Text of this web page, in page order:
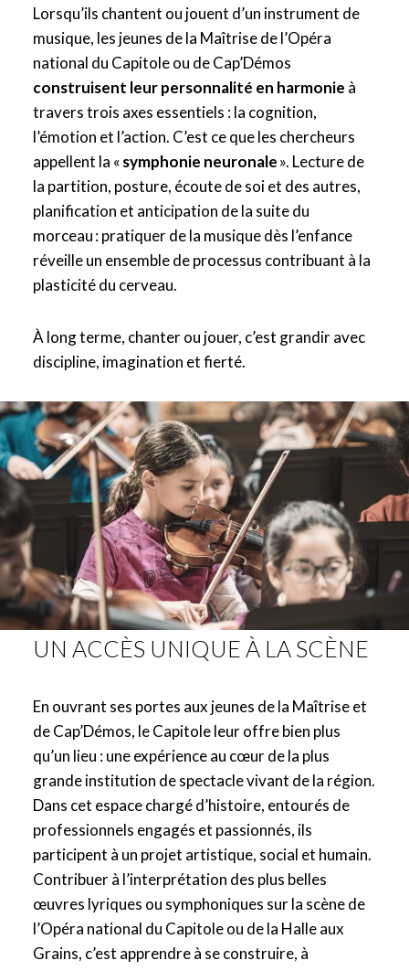
Lorsqu’ils chantent ou jouent d’un instrument de
musique, les jeunes de la Maîtrise de l’Opéra
national du Capitole ou de Cap’Démos
construisent leur personnalité en harmonie à
travers trois axes essentiels : la cognition,
l’émotion et l’action. C’est ce que les chercheurs
appellent la «symphonie neuronale». Lecture de
la partition, posture, écoute de soi et des autres,
planification et anticipation de la suite du
morceau : pratiquer de la musique dès l’enfance
réveille un ensemble de processus contribuant à la
plasticité du cerveau.
À long terme, chanter ou jouer, c’est grandir avec
discipline, imagination et fierté.
UN ACCÈS UNIQUE À LA SCÈNE
En ouvrant ses portes aux jeunes de la Maîtrise et
de Cap’Démos, le Capitole leur offre bien plus
qu’un lieu : une expérience au cœur de la plus
grande institution de spectacle vivant de la région.
Dans cet espace chargé d’histoire, entourés de
professionnels engagés et passionnés, ils
participent à un projet artistique, social et humain.
Contribuer à l’interprétation des plus belles
œuvres lyriques ou symphoniques sur la scène de
l’Opéra national du Capitole ou de la Halle aux
Grains, c’est apprendre à se construire, à